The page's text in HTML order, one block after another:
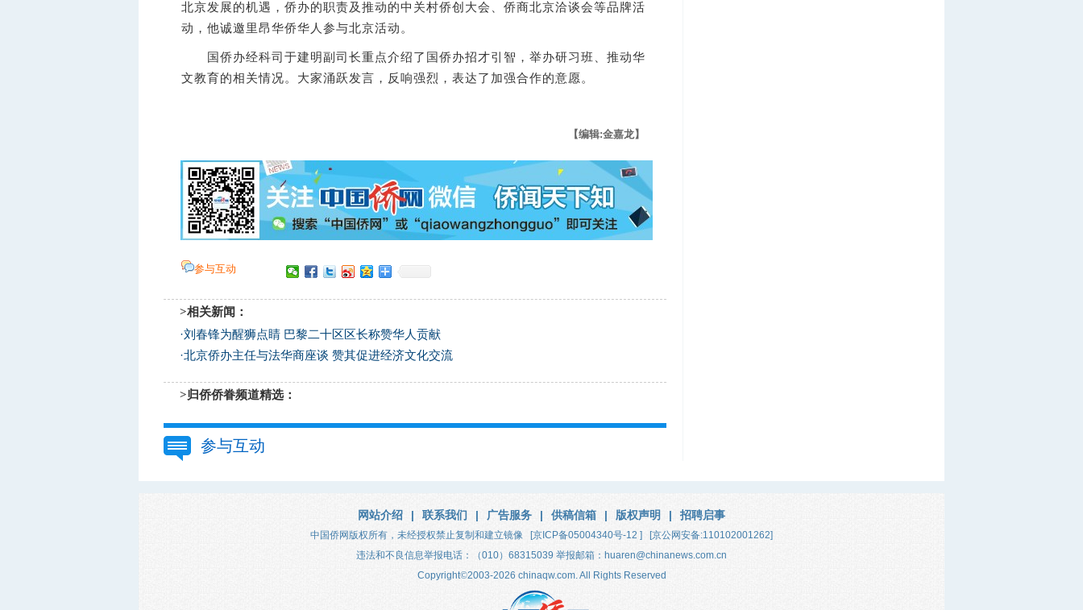
北京发展的机遇，侨办的职责及推动的中关村侨创大会、侨商北京洽谈会等品牌活
动，他诚邀里昂华侨华人参与北京活动。
国侨办经科司于建明副司长重点介绍了国侨办招才引智，举办研习班、推动华
文教育的相关情况。大家涌跃发言，反响强烈，表达了加强合作的意愿。
【编辑:金嘉龙】
参与互动
>相关新闻：
·刘春锋为醒狮点睛 巴黎二十区区长称赞华人贡献
·北京侨办主任与法华商座谈 赞其促进经济文化交流
>归侨侨眷频道精选：
参与互动
网站介绍 | 联系我们 | 广告服务 | 供稿信箱 | 版权声明 | 招聘启事
中国侨网版权所有，未经授权禁止复制和建立镜像 [京ICP备05004340号-12 ]
[京公网安备:110102001262]
违法和不良信息举报电话：（010）68315039 举报邮箱：huaren@chinanews.com.cn
Copyright©2003-2026 chinaqw.com. All Rights Reserved